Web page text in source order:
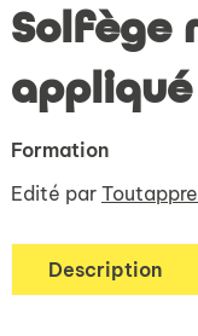
Solfège
Formation
Edité par
Description